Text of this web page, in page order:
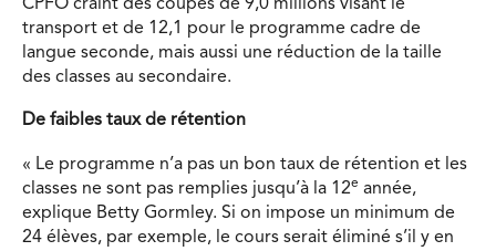
CPFO craint des coupes de 9,0 millions visant le
transport et de 12,1 pour le programme cadre de
langue seconde, mais aussi une réduction de la taille
des classes au secondaire.
De faibles taux de rétention
« Le programme n’a pas un bon taux de rétention et les
classes ne sont pas remplies jusqu’à la 12e année,
explique Betty Gormley. Si on impose un minimum de
24 élèves, par exemple, le cours serait éliminé s’il y en